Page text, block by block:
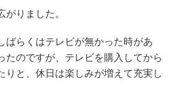
りました。
ばらくはテレビが無かった時があ
たのですが、テレビを購入してから
りと、休日は楽しみが増えて充実し